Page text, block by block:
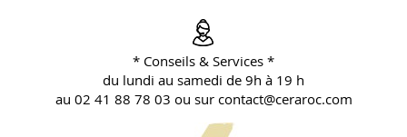
* Conseils & Services *
du lundi au samedi de 9h à 19 h
au 02 41 88 78 03 ou sur contact@ceraroc.com